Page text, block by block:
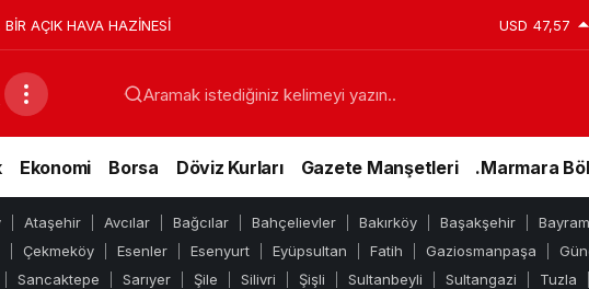
BİR AÇIK HAVA HAZİNESİ USD 47,57
Aramak istediğiniz kelimeyi yazın..
Ekonomi Borsa Döviz Kurları Gazete Manşetleri .Marmara
Ataşehir Avcılar Bağcılar Bahçelievler Bakırköy Başakşehir
Çekmeköy Esenler Esenyurt Eyüpsultan Fatih Gaziosmanpaşa
Sancaktepe Sarıyer Şile Silivri Şişli Sultanbeyli Sultangazi Tuzla